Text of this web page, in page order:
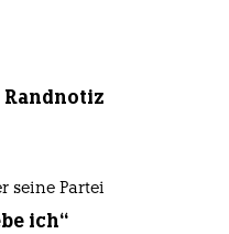
seine Partei
ich“